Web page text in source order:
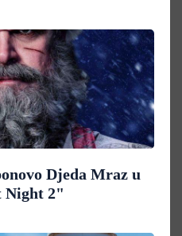
Djeda Mraz u
Night 2"